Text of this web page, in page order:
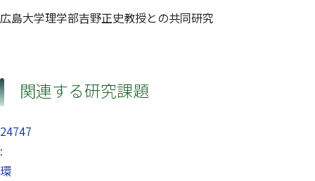
広島大学理学部吉野正史教授との共同研究
関連する研究課題
24747
:
環